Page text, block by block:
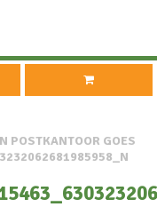
POSTKANTOOR GOES